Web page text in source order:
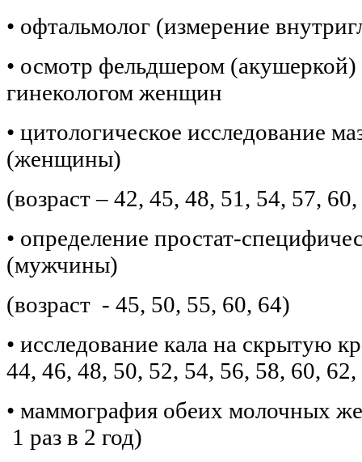
• офтальмолог (измерение
• осмотр фельдшером
гинекологом женщин
• цитологическое исследование
(женщины)
(возраст – 42, 45, 48, 51, 54, 57,
• определение простат-
(мужчины)
(возраст - 45, 50, 55, 60, 64)
• исследование кала на скрытую
44, 46, 48, 50, 52, 54, 56, 58, 60,
• маммография обеих молочных
1 раз в 2 год)